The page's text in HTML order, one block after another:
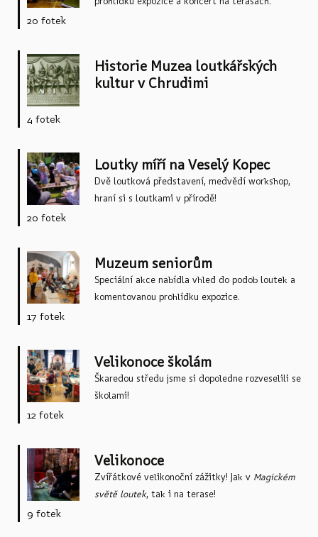
20 fotek
4 fotek
Historie Muzea loutkářských
kultur v Chrudimi
20 fotek
Loutky míří na Veselý Kopec
Dvě loutková představení, medvědí workshop,
hraní si s loutkami v přírodě!
17 fotek
Muzeum seniorům
Speciální akce nabídla vhled do podob loutek a
komentovanou prohlídku expozice.
12 fotek
Velikonoce školám
Škaredou středu jsme si dopoledne rozveselili se
školami!
9 fotek
Velikonoce
Zvířátkové velikonoční zážitky! Jak v Magickém
světě loutek, tak i na terase!
n